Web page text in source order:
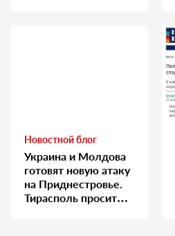
Новостной блог
Украина и Молдова
готовят новую атаку
на Приднестровье.
Тирасполь просит